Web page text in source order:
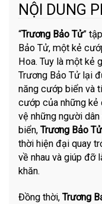
NỘI DUNG
“Trương Bảo Tử”
Bảo Tử, một kẻ
Hoa. Tuy là một kẻ
Trương Bảo Tử lại
năng cướp biển và
cướp của những kẻ
vệ những người
biển,Trương Bảo
thời hiện đại quay
về nhau và giúp đỡ
khăn.
Đồng thời,Trương